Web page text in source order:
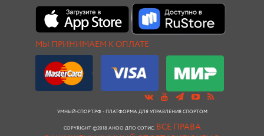
МЫ ПРИНИМАЕМ К ОПЛАТЕ
УМНЫЙ-СПОРТ.РФ - ПЛАТФОРМА ДЛЯ УПРАВЛЕНИЯ СПОРТОМ
COPYRIGHT ©2018 АНОО ДПО СОТИС. ВСЕ ПРАВА